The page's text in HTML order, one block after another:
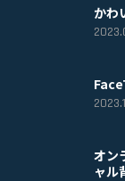
かわ
オン
ャル